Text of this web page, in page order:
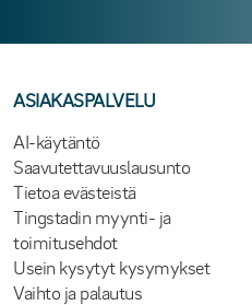
ASIAKASPALVELU
AI-käytäntö
Saavutettavuuslausunto
Tietoa evästeistä
Tingstadin myynti- ja
toimitusehdot
Usein kysytyt kysymykset
Vaihto ja palautus